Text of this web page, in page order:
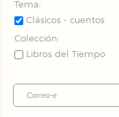
Tema:
Clásicos - cuentos
Colección:
Libros del Tiempo